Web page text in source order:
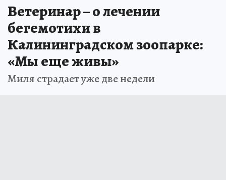
Ветеринар – о лечении
бегемотихи в
Калининградском зоопарке:
«Мы еще живы»
Миля страдает уже две недели